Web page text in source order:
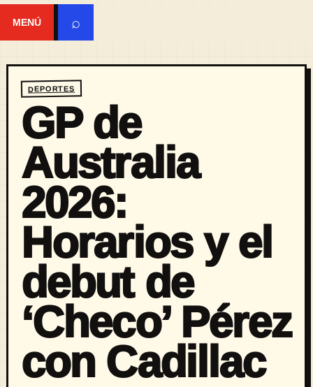
MENÚ ⌕
DEPORTES
GP de
Australia
2026:
Horarios y el
debut de
‘Checo’ Pérez
con Cadillac